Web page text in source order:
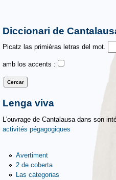
Diccionari de
Picatz las primièras letras del mot.
amb los accents :
Lenga viva
L'ouvrage de Cantalausa dans son
activités pégagogiques
Avertiment
2 de coberta
Las categorias